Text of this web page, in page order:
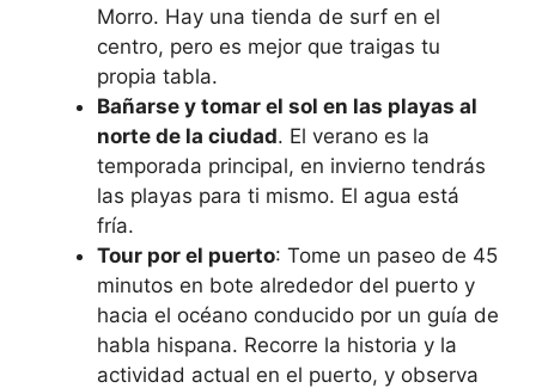
Morro. Hay una tienda de surf en el
centro, pero es mejor que traigas tu
propia tabla.
Bañarse y tomar el sol en las playas al
norte de la ciudad. El verano es la
temporada principal, en invierno tendrás
las playas para ti mismo. El agua está
fría.
Tour por el puerto: Tome un paseo de 45
minutos en bote alrededor del puerto y
hacia el océano conducido por un guía de
habla hispana. Recorre la historia y la
actividad actual en el puerto, y observa